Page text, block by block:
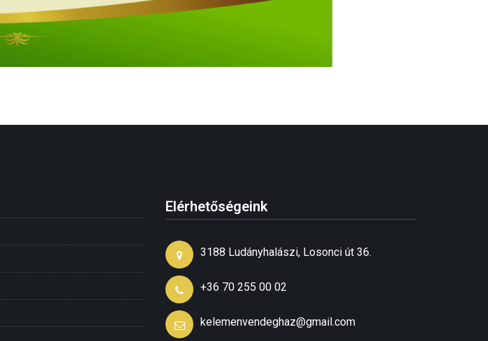
Elérhetőségeink
3188 Ludányhalászi, Losonci út 36.
+36 70 255 00 02
kelemenvendeghaz@gmail.com